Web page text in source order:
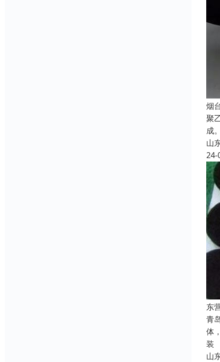
烟
聚
成
山
24-
东
青
体
装
山